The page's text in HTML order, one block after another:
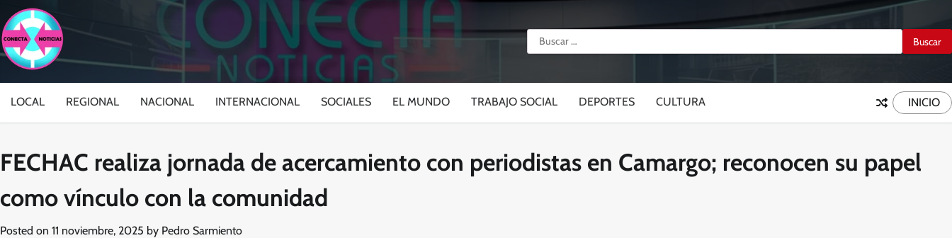
to
content
Buscar:
LOCAL REGIONAL NACIONAL INTERNACIONAL SOCIALES EL MUNDO TRABAJO SOCIAL DEPORTES CULTURA INICIO
FECHAC realiza jornada de acercamiento con periodistas en Camargo; reconocen su papel
como vínculo con la comunidad
Posted on 11 noviembre, 2025 by Pedro Sarmiento